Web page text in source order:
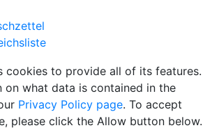
cookies to provide all of its features.
on what data is contained in the
Privacy Policy page. To accept
please click the Allow button below.